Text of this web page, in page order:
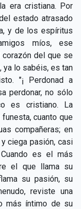
hora ▸
y falsos
▸
ha unido ▸
▸
debajo del
▸
▸
que recibís
▸
era cristiana. Por
estado atrasado
y de los espíritus
míos, ese
corazón del que se
ya lo sabéis, es tan
"¡ Perdonad a
perdonar, no sólo
es cristiano. La
cuanto que
compañeras; en
ciega pasión, casi
es el más
el que llama su
su pasión, su
reviste una
más íntimo de su